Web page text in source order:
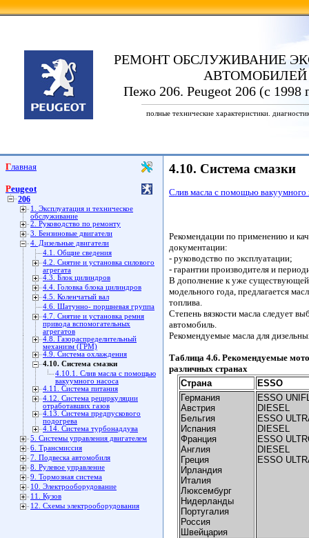
РЕМОНТ ОБСЛУЖИВАНИЕ
АВТОМОБИЛЕЙ
Пежо 206. Peugeot 206 (с 1998
полные технические характеристики.
Главная
Peugeot
206
1. Эксплуатация и техническое
обслуживание
2. Руководство по ремонту
3. Бензиновые двигатели
4. Дизельные двигатели
4.1. Общие сведения
4.2. Снятие и установка силового
агрегата
4.3. Блок цилиндров
4.4. Головка блока цилиндров
4.5. Коленчатый вал
4.6. Шатунно- поршневая группа
4.7. Снятие и установка ремня
привода вспомогательных
агрегатов
4.8. Газораспределительный
механизм (ГРМ)
4.9. Система охлаждения
4.10. Система смазки
4.10.1. Слив масла с помощью
вакуумного насоса
4.11. Система питания
4.12. Система рециркуляции
отработавших газов
4.13. Система предпускового
подогрева
4.14. Система турбонаддува
5. Системы управления двигателем
6. Трансмиссия
7. Подвеска автомобиля
8. Рулевое управление
9. Тормозная система
10. Электрооборудование
11. Кузов
12. Схемы электрооборудования
4.10. Система смазки
Слив масла с помощью вакуумного
Рекомендации по применению и
документации:
- руководство по эксплуатации;
- гарантии производителя и
В дополнение к уже
модельного года, предлагается
топлива.
Степень вязкости масла следует
автомобиль.
Рекомендуемые масла для
Таблица 4.6. Рекомендуемые
различных странах
Страна
ESSO
Германия
Австрия
Бельгия
Испания
Франция
Англия
Греция
Ирландия
Италия
Люксембург
Нидерланды
Португалия
Россия
Швейцария
ESSO
DIESEL
ESSO
DIESEL
ESSO
DIESEL
ESSO